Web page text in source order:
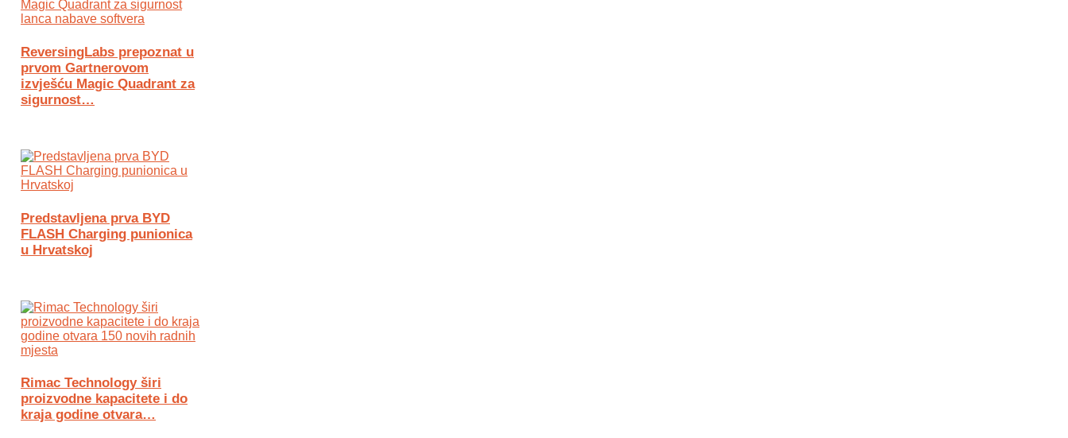
ReversingLabs prepoznat u
prvom Gartnerovom
izvješću Magic Quadrant za
sigurnost…
Predstavljena prva BYD
FLASH Charging punionica
u Hrvatskoj
Rimac Technology širi
proizvodne kapacitete i do
kraja godine otvara…